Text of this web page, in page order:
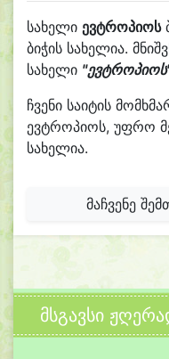
სახელი ევტროპიოს
ბიჭის სახელია.
სახელი
ჩვენი საიტის
ევტროპიოს, უფრო
სახელია.
მაჩვენე
მსგავსი